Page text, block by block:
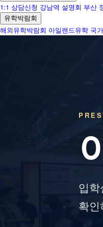
1:1 상담신청 강남역 설명회 부산
유학박람회
해외유학박람회 아일랜드유학 국
입
확